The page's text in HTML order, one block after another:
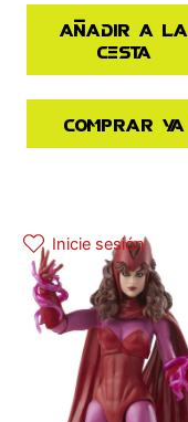
Añadir a la
cesta
Comprar ya
Inicie sesión